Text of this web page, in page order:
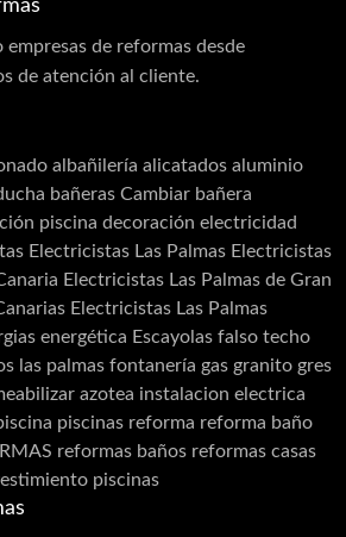
suministros eficientes?
suministros eficientes es
sobre cómo dar de alta el gas
la luz. Par…
empresas de reformas desde
de atención al cliente.
albañilería alicatados aluminio
bañeras Cambiar bañera
piscina decoración electricidad
Electricistas Las Palmas Electricistas
Electricistas Las Palmas de Gran
Electricistas Las Palmas
energética Escayolas falso techo
las palmas fontanería gas granito gres
azotea instalacion electrica
piscinas reforma reforma baño
reformas baños reformas casas
piscinas